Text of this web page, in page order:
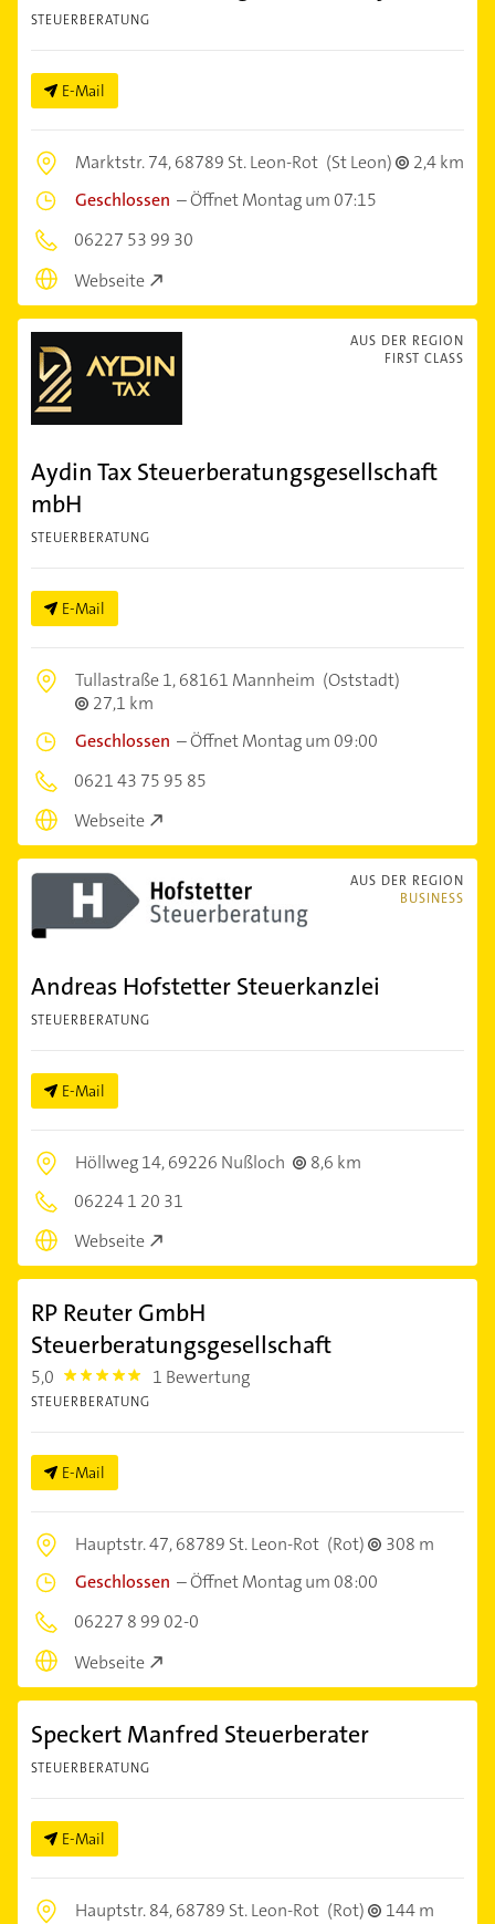
STEUERBERATUNG
E-Mail
Marktstr. 74,68789 St. Leon-Rot (St Leon)
2,4 km
Geschlossen –Öffnet Montag um 07:15
06227 53 99 30
Webseite
AUS DER REGION
FIRST CLASS
Aydin Tax Steuerberatungsgesellschaft
mbH
STEUERBERATUNG
E-Mail
Tullastraße 1,68161 Mannheim (Oststadt)
27,1 km
Geschlossen –Öffnet Montag um 09:00
0621 43 75 95 85
Webseite
AUS DER REGION
BUSINESS
Andreas Hofstetter Steuerkanzlei
STEUERBERATUNG
E-Mail
Höllweg 14,69226 Nußloch
8,6 km
06224 1 20 31
Webseite
RP Reuter GmbH
Steuerberatungsgesellschaft
5,0 5.0 1 Bewertung
STEUERBERATUNG
E-Mail
Hauptstr. 47,68789 St. Leon-Rot (Rot)
308 m
Geschlossen –Öffnet Montag um 08:00
06227 8 99 02-0
Webseite
Speckert Manfred Steuerberater
STEUERBERATUNG
E-Mail
Hauptstr. 84,68789 St. Leon-Rot (Rot) 144 m